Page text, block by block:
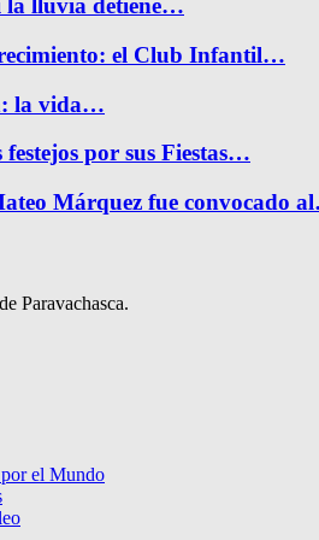
la lluvia detiene…
el Club Infantil…
la vida…
por sus Fiestas…
Márquez fue convocado
Paravachasca.
el Mundo